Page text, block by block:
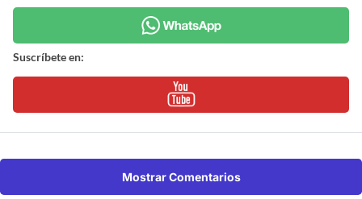
Suscríbete en:
Mostrar Comentarios